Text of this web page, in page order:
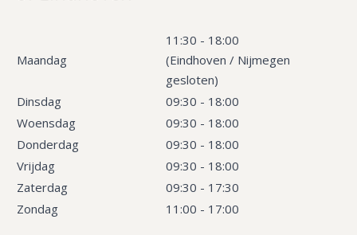
Maandag
11:30 - 18:00
(Eindhoven / Nijmegen
gesloten)
Dinsdag
09:30 - 18:00
Woensdag
09:30 - 18:00
Donderdag
09:30 - 18:00
Vrijdag
09:30 - 18:00
Zaterdag
09:30 - 17:30
Zondag
11:00 - 17:00